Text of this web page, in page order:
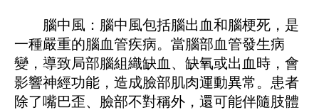
腦中風：腦中風包括腦出血和腦梗死，是
一種嚴重的腦血管疾病。當腦部血管發生病
變，導致局部腦組織缺血、缺氧或出血時，會
影響神經功能，造成臉部肌肉運動異常。患者
除了嘴巴歪、臉部不對稱外，還可能伴隨肢體